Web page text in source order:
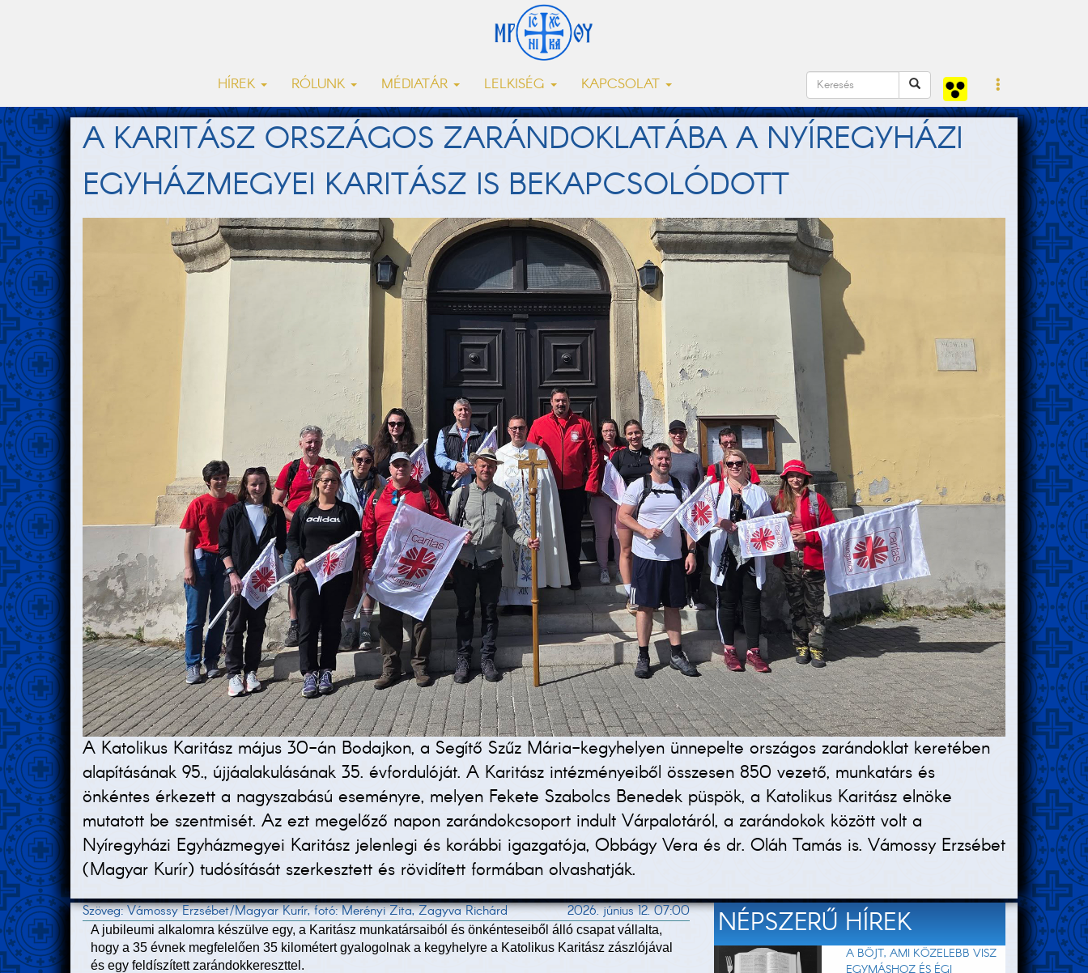
HÍREK RÓLUNK MÉDIATÁR LELKISÉG KAPCSOLAT
A KARITÁSZ ORSZÁGOS ZARÁNDOKLATÁBA A NYÍREGYHÁZI
EGYHÁZMEGYEI KARITÁSZ IS BEKAPCSOLÓDOTT
A Katolikus Karitász május 30-án Bodajkon, a Segítő Szűz Mária-kegyhelyen ünnepelte országos zarándoklat keretében
alapításának 95., újjáalakulásának 35. évfordulóját. A Karitász intézményeiből összesen 850 vezető, munkatárs és
önkéntes érkezett a nagyszabású eseményre, melyen Fekete Szabolcs Benedek püspök, a Katolikus Karitász elnöke
mutatott be szentmisét. Az ezt megelőző napon zarándokcsoport indult Várpalotáról, a zarándokok között volt a
Nyíregyházi Egyházmegyei Karitász jelenlegi és korábbi igazgatója, Obbágy Vera és dr. Oláh Tamás is. Vámossy Erzsébet
(Magyar Kurír) tudósítását szerkesztett és rövidített formában olvashatják.
Szöveg: Vámossy Erzsébet/Magyar Kurír, fotó: Merényi Zita, Zagyva Richárd 2026. június 12. 07:00
A jubileumi alkalomra készülve egy, a Karitász munkatársaiból és önkénteseiből álló csapat vállalta,
hogy a 35 évnek megfelelően 35 kilométert gyalogolnak a kegyhelyre a Katolikus Karitász zászlójával
és egy feldíszített zarándokkereszttel.
NÉPSZERŰ HÍREK
A BÖJT, AMI KÖZELEBB VISZ